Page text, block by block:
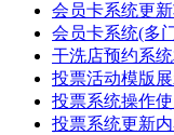
会员卡系统更
会员卡系统(多
干洗店预约系
投票活动模版
投票系统操作
投票系统更新